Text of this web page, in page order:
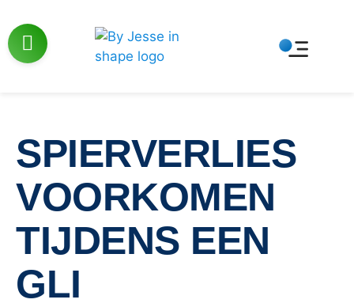
SPIERVERLIES
VOORKOMEN
TIJDENS EEN
GLI